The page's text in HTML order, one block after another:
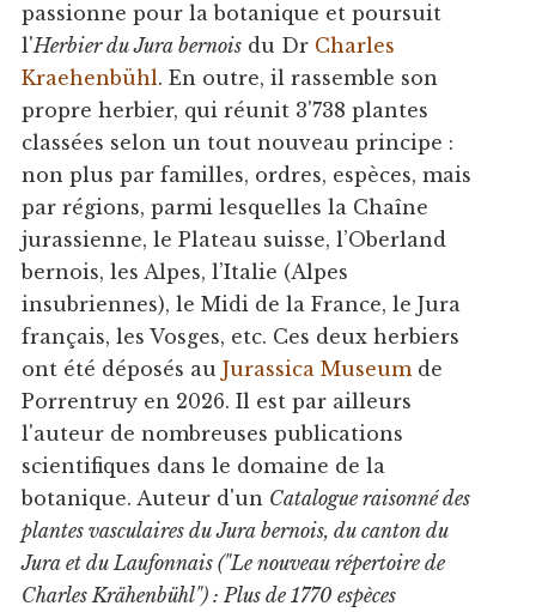
passionne pour la botanique et poursuit
l'Herbier du Jura bernoisdu Dr Charles
Kraehenbühl. En outre, il rassemble son
propre herbier, qui réunit 3'738 plantes
classées selon un tout nouveau principe :
non plus par familles, ordres, espèces, mais
par régions, parmi lesquelles la Chaîne
jurassienne, le Plateau suisse, l’Oberland
bernois, les Alpes, l’Italie (Alpes
insubriennes), le Midi de la France, le Jura
français, les Vosges, etc. Ces deux herbiers
ont été déposés au Jurassica Museum de
Porrentruy en 2026. Il est par ailleurs
l'auteur de nombreuses publications
scientifiques dans le domaine de la
botanique. Auteur d'un Catalogue raisonné des
plantes vasculaires du Jura bernois, du canton du
Jura et du Laufonnais ("Le nouveau répertoire de
Charles Krähenbühl") : Plus de 1770 espèces